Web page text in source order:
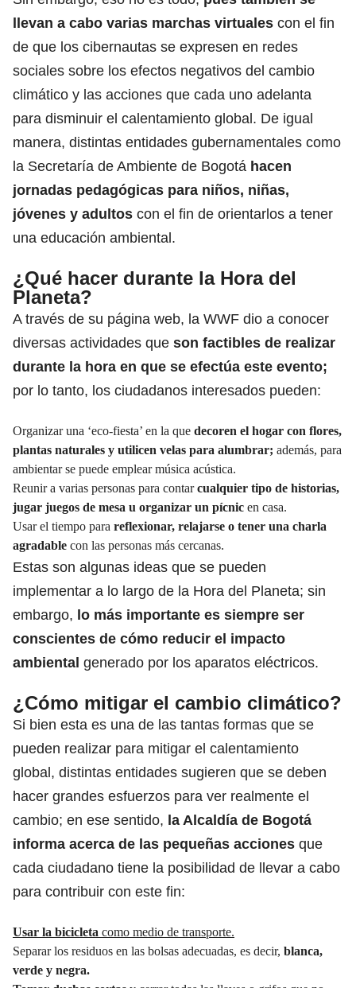
llevan a cabo varias marchas virtuales con el fin
de que los cibernautas se expresen en redes
sociales sobre los efectos negativos del cambio
climático y las acciones que cada uno adelanta
para disminuir el calentamiento global. De igual
manera, distintas entidades gubernamentales como
la Secretaría de Ambiente de Bogotá hacen
jornadas pedagógicas para niños, niñas,
jóvenes y adultos con el fin de orientarlos a tener
una educación ambiental.
¿Qué hacer durante la Hora del
Planeta?
A través de su página web, la WWF dio a conocer
diversas actividades que son factibles de realizar
durante la hora en que se efectúa este evento;
por lo tanto, los ciudadanos interesados pueden:
Organizar una ‘eco-fiesta’ en la que decoren el hogar con flores,
plantas naturales y utilicen velas para alumbrar; además, para
ambientar se puede emplear música acústica.
Reunir a varias personas para contarcualquier tipo de historias,
jugar juegos de mesa u organizar un pícnic en casa.
Usar el tiempo para reflexionar, relajarse o tener una charla
agradable con las personas más cercanas.
Estas son algunas ideas que se pueden
implementar a lo largo de la Hora del Planeta; sin
embargo, lo más importante es siempre ser
conscientes de cómo reducir el impacto
ambiental generado por los aparatos eléctricos.
¿Cómo mitigar el cambio climático?
Si bien esta es una de las tantas formas que se
pueden realizar para mitigar el calentamiento
global, distintas entidades sugieren que se deben
hacer grandes esfuerzos para ver realmente el
cambio; en ese sentido, la Alcaldía de Bogotá
informa acerca de las pequeñas acciones que
cada ciudadano tiene la posibilidad de llevar a cabo
para contribuir con este fin:
Usar la bicicleta como medio de transporte.
Separar los residuos en las bolsas adecuadas, es decir, blanca,
verde y negra.